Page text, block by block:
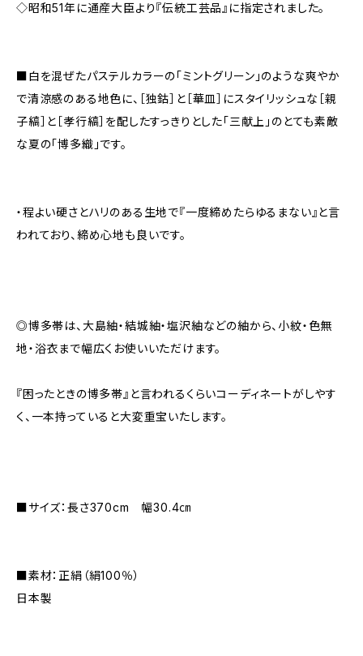
◇昭和51年に通産大臣より『伝統工芸品』に指定されました。
■白を混ぜたパステルカラーの「ミントグリーン」のような爽やか
で清涼感のある地色に、［独鈷］と［華皿］にスタイリッシュな［親
子縞］と［孝行縞］を配したすっきりとした「三献上」のとても素敵
な夏の「博多織」です。
・程よい硬さとハリのある生地で『一度締めたらゆるまない』と言
われており、締め心地も良いです。
◎博多帯は、大島紬・結城紬・塩沢紬などの紬から、小紋・色無
地・浴衣まで幅広くお使いいただけます。
『困ったときの博多帯』と言われるくらいコーディネートがしやす
く、一本持っていると大変重宝いたします。
■サイズ：長さ370cm 幅30.4㎝
■素材：正絹（絹100％）
日本製